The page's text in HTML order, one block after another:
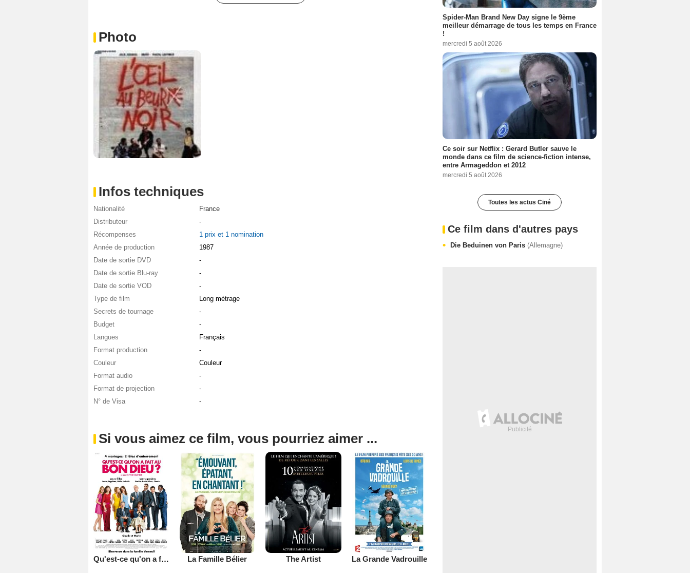
Photo
Infos techniques
Nationalité
France
Distributeur
-
Récompenses
1 prix et 1 nomination
Année de production
1987
Date de sortie DVD
-
Date de sortie Blu-ray
-
Date de sortie VOD
-
Type de film
Long métrage
Secrets de tournage
-
Budget
-
Langues
Français
Format production
-
Couleur
Couleur
Format audio
-
Format de projection
-
N° de Visa
-
Si vous aimez ce film, vous pourriez aimer ...
Qu'est-ce qu'on a fait au Bon Dieu? La Famille Bélier The Artist La Grande Vadrouille
Spider-Man Brand New Day signe le 9ème
meilleur démarrage de tous les temps en France
!
mercredi 5 août 2026
Ce soir sur Netflix : Gerard Butler sauve le
monde dans ce film de science-fiction intense,
entre Armageddon et 2012
mercredi 5 août 2026
Toutes les actus Ciné
Ce film dans d'autres pays
Die Beduinen von Paris (Allemagne)